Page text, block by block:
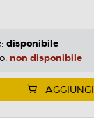
disponibile
non disponibile
AGGIUNGI